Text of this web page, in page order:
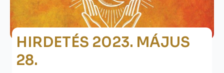
HIRDETÉS 2023. MÁJUS
28.